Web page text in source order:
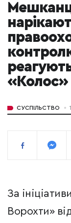
«Колос»
СУСПІЛЬСТВО
За
Ворохти»